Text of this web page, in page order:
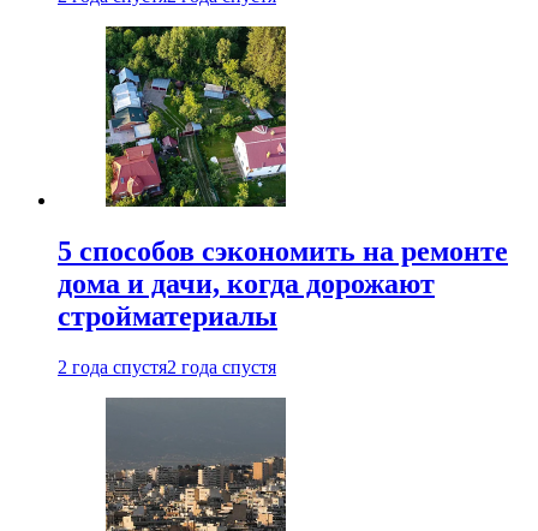
5 способов сэкономить на ремонте
дома и дачи, когда дорожают
стройматериалы
2 года спустя2 года спустя